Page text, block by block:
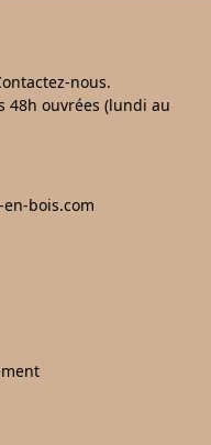
nous.
48h ouvrées (lundi au
bois.com